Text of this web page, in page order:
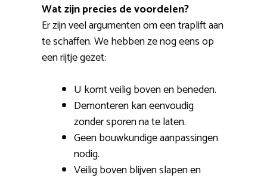
Wat zijn precies de voordelen?
Er zijn veel argumenten om een traplift aan
te schaffen. We hebben ze nog eens op
een rijtje gezet:
U komt veilig boven en beneden.
Demonteren kan eenvoudig
zonder sporen na te laten.
Geen bouwkundige aanpassingen
nodig.
Veilig boven blijven slapen en